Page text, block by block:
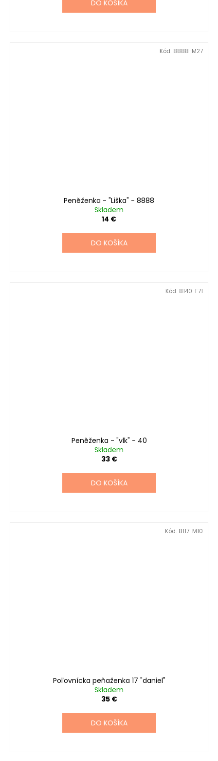
DO KOŠÍKA
Peněženka - "Liška" - 8888
Skladem
14 €
DO KOŠÍKA
Kód: 8888-M27
Peněženka - "vlk" - 40
Skladem
33 €
DO KOŠÍKA
Kód: 8140-F71
Poľovnícka peňaženka 17 "daniel"
Skladem
35 €
DO KOŠÍKA
Kód: 8117-M10